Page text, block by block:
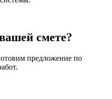
смете?
предложение по